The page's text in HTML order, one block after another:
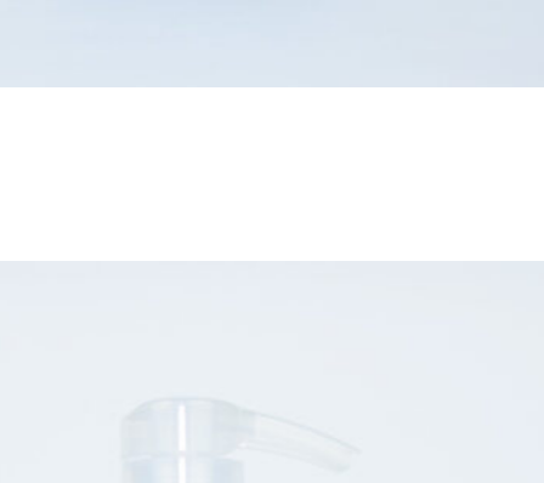
Com o uso contínuo de Powerful
Cílios mais longos e volumosos: